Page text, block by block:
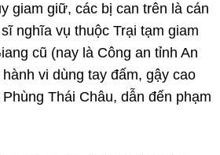
giam giữ, các bị can trên là cán
nghĩa vụ thuộc Trại tạm giam
cũ (nay là Công an tỉnh An
vi dùng tay đấm, gậy cao
Thái Châu, dẫn đến phạm